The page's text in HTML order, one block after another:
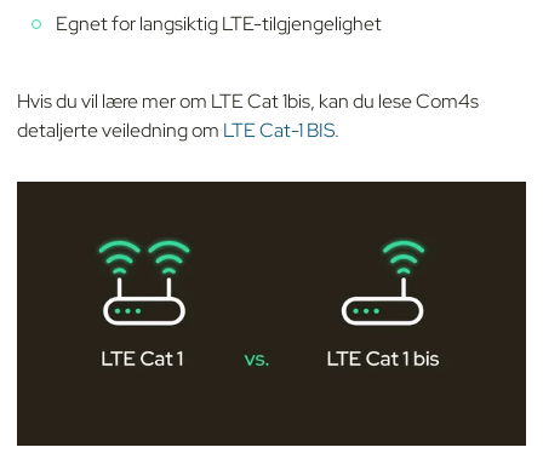
Egnet for langsiktig LTE-tilgjengelighet
Hvis du vil lære mer om LTE Cat 1bis, kan du lese Com4s
detaljerte veiledning om LTE Cat-1 BIS.